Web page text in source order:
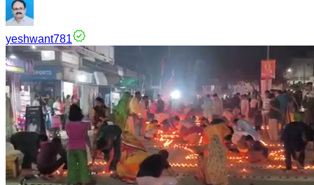
yeshwant781